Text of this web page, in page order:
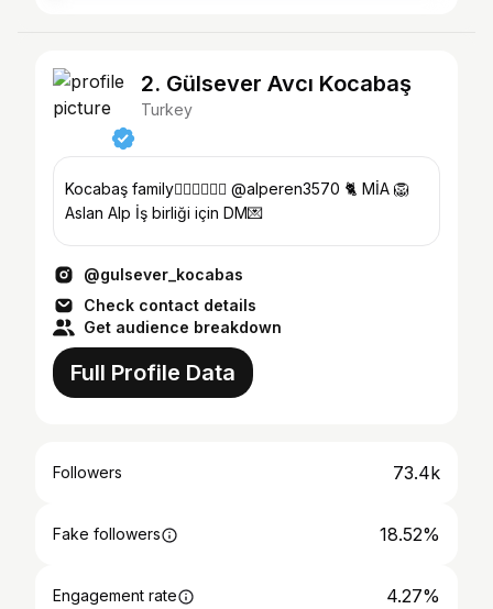
2. Gülsever Avcı Kocabaş
Turkey
Kocabaş family👰🏻‍♀️🤵🏻‍♂️ @alperen3570 🐈 MİA 🦁
Aslan Alp İş birliği için DM💌
@gulsever_kocabas
Check contact details
Get audience breakdown
Full Profile Data
Followers 73.4k
Fake followers 18.52%
Engagement rate 4.27%